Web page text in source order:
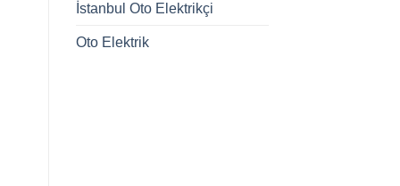
İstanbul Oto Elektrikçi
Oto Elektrik